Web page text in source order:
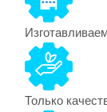
Только